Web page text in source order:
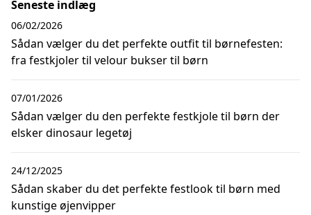
Seneste indlæg
Sådan vælger du det perfekte outfit til børnefesten:
fra festkjoler til velour bukser til børn
06/02/2026
Sådan vælger du den perfekte festkjole til børn der
elsker dinosaur legetøj
07/01/2026
Sådan skaber du det perfekte festlook til børn med
kunstige øjenvipper
24/12/2025